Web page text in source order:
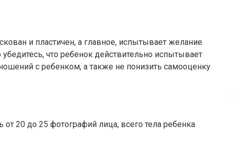
и пластичен, а главное, испытывает желание
что ребенок действительно испытывает
с ребенком, а также не понизить самооценку
20 до 25 фотографий лица, всего тела ребенка